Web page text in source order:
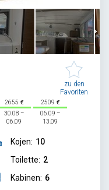
zu den
Favoriten
2655
30.08 –
06.09
2509
06.09 –
13.09
Kojen: 10
Toilette: 2
Kabinen: 6